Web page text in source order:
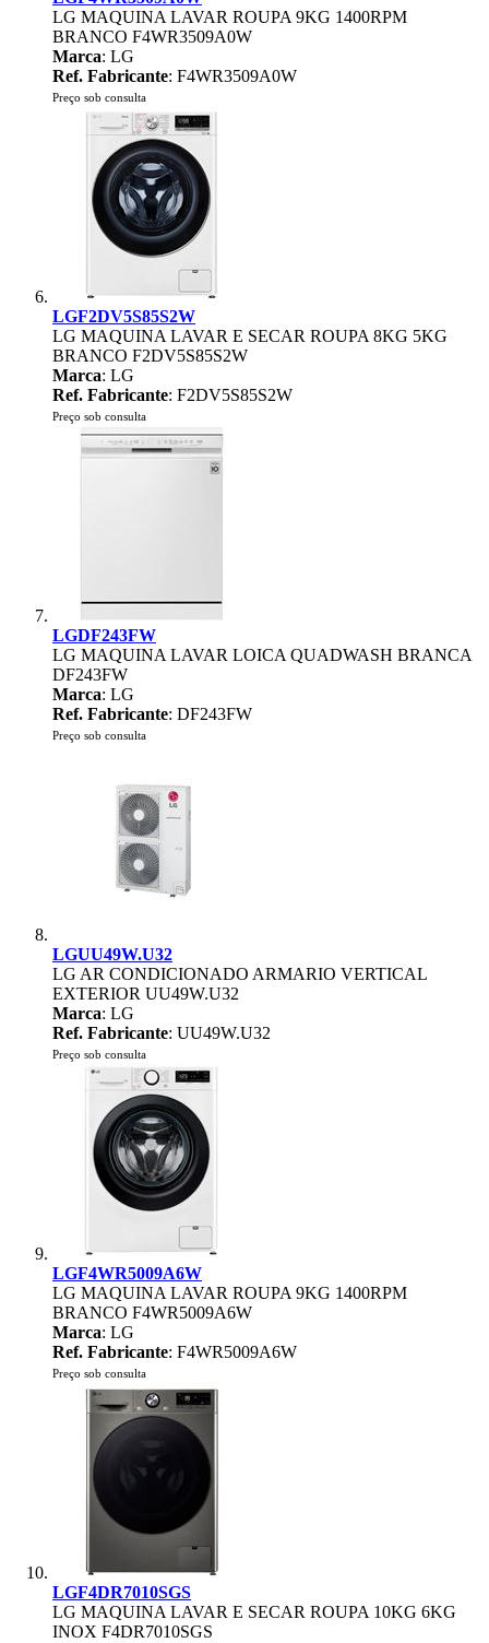
LG MAQUINA LAVAR ROUPA 9KG 1400RPM
BRANCO F4WR3509A0W
Marca: LG
Ref. Fabricante: F4WR3509A0W
Preço sob consulta
LGF2DV5S85S2W
LG MAQUINA LAVAR E SECAR ROUPA 8KG 5KG
BRANCO F2DV5S85S2W
Marca: LG
Ref. Fabricante: F2DV5S85S2W
Preço sob consulta
LGDF243FW
LG MAQUINA LAVAR LOICA QUADWASH BRANCA
DF243FW
Marca: LG
Ref. Fabricante: DF243FW
Preço sob consulta
LGUU49W.U32
LG AR CONDICIONADO ARMARIO VERTICAL
EXTERIOR UU49W.U32
Marca: LG
Ref. Fabricante: UU49W.U32
Preço sob consulta
LGF4WR5009A6W
LG MAQUINA LAVAR ROUPA 9KG 1400RPM
BRANCO F4WR5009A6W
Marca: LG
Ref. Fabricante: F4WR5009A6W
Preço sob consulta
LGF4DR7010SGS
LG MAQUINA LAVAR E SECAR ROUPA 10KG 6KG
INOX F4DR7010SGS